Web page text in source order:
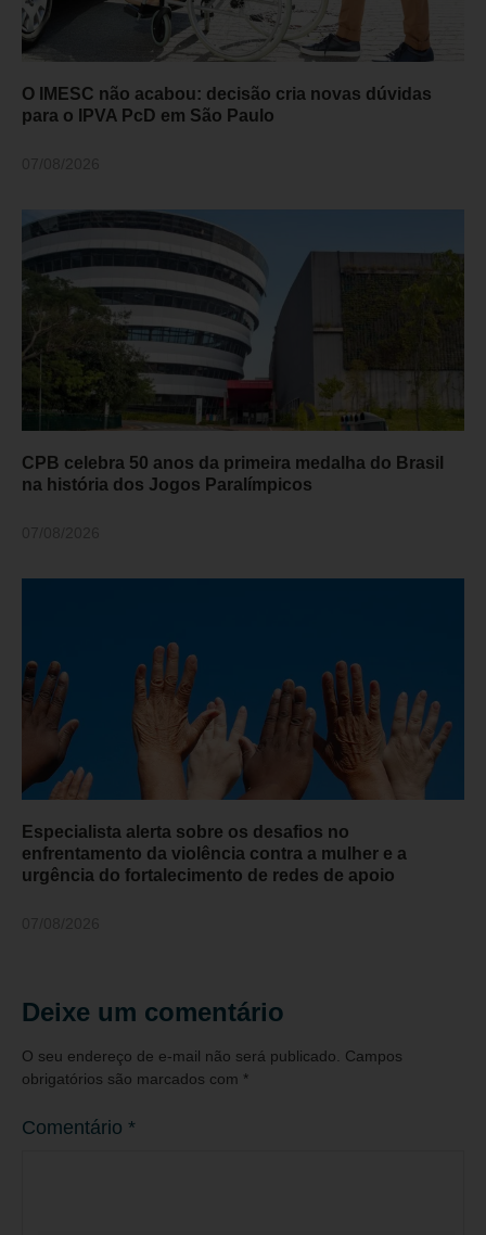
O IMESC não acabou: decisão cria novas dúvidas
para o IPVA PcD em São Paulo
CPB celebra 50 anos da primeira medalha do Brasil
na história dos Jogos Paralímpicos
Especialista alerta sobre os desafios no
enfrentamento da violência contra a mulher e a
urgência do fortalecimento de redes de apoio
Deixe um comentário
O seu endereço de e-mail não será publicado.
Campos
obrigatórios são marcados com *
Comentário *